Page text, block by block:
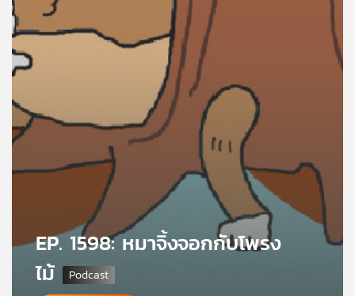
และ
กิจกรรม
กับ
เรา
พี
EP. 1598: หมาจิ้งจอกกับโพรง
ไม้